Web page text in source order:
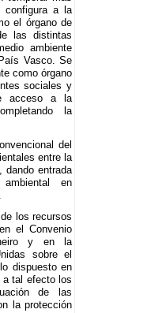
configura a la
el órgano de
las distintas
ambiente
Vasco. Se
como órgano
sociales y
acceso a la
la
del
entre la
dando entrada
en
los recursos
el Convenio
y en la
sobre el
dispuesto en
a tal efecto los
de las
la protección